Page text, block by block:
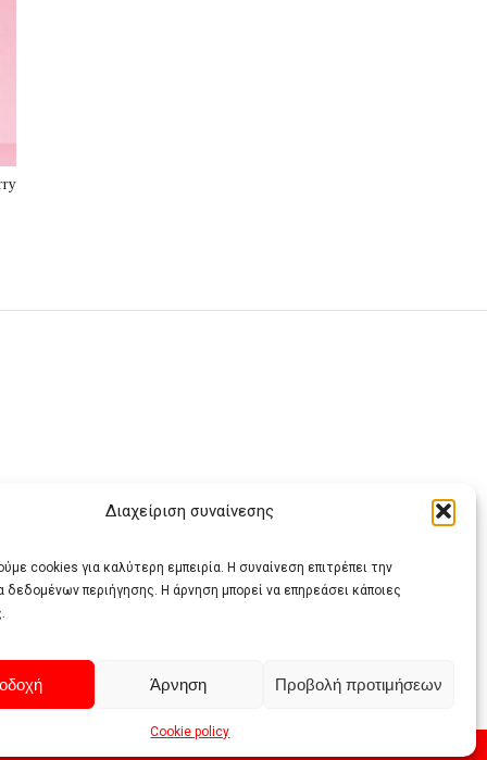
Διαχείριση συναίνεσης
cookies για καλύτερη εμπειρία. Η συναίνεση επιτρέπει την
δεδομένων περιήγησης. Η άρνηση μπορεί να επηρεάσει κάποιες
Άρνηση Προβολή προτιμήσεων
Cookie policy